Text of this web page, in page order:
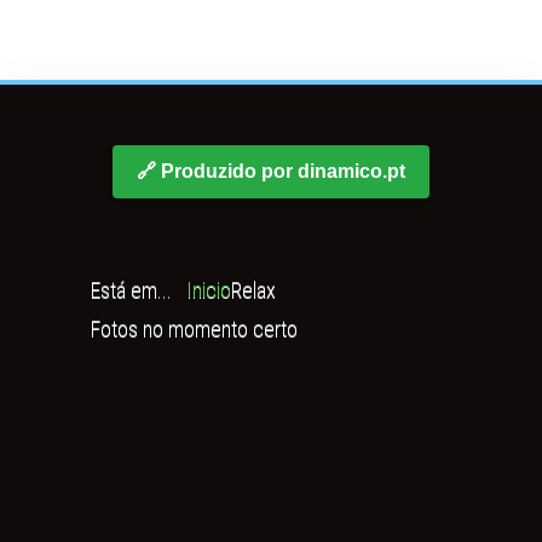
🔗 Produzido por dinamico.pt
Está em... InicioRelax
Fotos no momento certo